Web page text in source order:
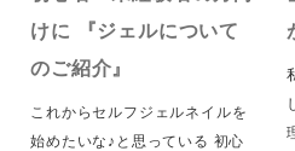
けに 『ジェルについて
のご紹介』
これからセルフジェルネイルを
始めたいな♪と思っている 初心